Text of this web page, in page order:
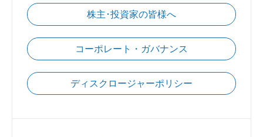
株主･投資家の皆様へ
コーポレート・ガバナンス
ディスクロージャーポリシー